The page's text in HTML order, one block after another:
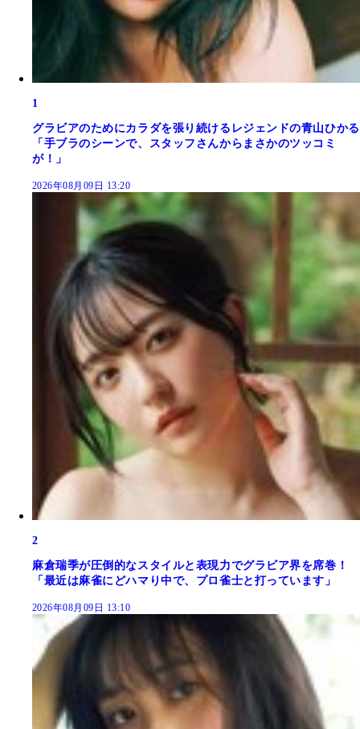
1
グラビアのためにカラダを張り続けるレジェンドの青山ひかる
「手ブラのシーンで、スタッフさんからまさかのツッコミ
が！」
2026年08月09日 13:20
2
麻倉瑞季が圧倒的なスタイルと表現力でグラビア界を席巻！
「最近は麻雀にどハマり中で、プロ雀士と打っています」
2026年08月09日 13:10